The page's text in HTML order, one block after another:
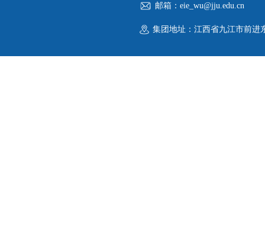
邮箱：eie_wu@jju.edu.cn
集团地址：江西省九江市前进